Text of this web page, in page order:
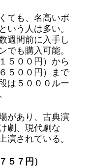
ても、名高いボ
いう人は多い。
週間前に入手し
でも購入可能。
５００円）から
５００円）まで
は５０００ルー
があり、古典演
劇、現代劇な
演されている。
５７円）